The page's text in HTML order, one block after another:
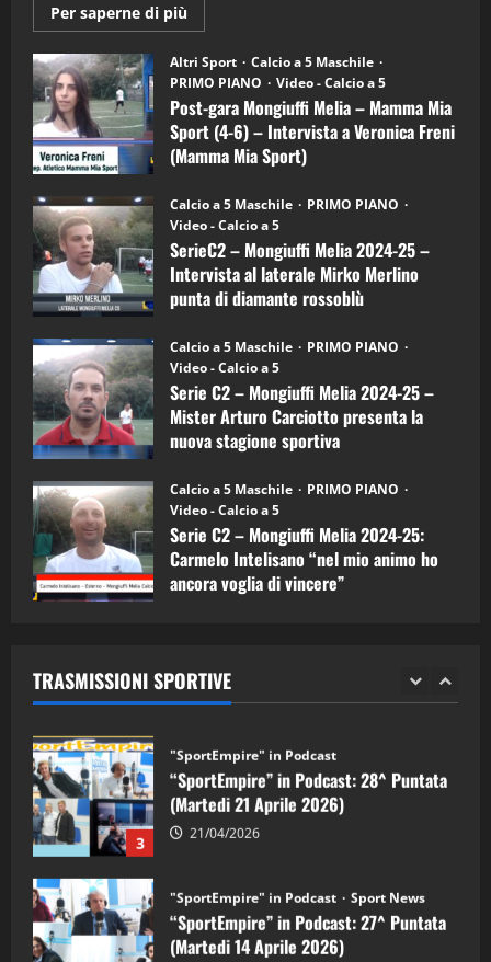
Per saperne di più
informazioni
Post-
gara
Mongiuffi
Melia
–
Mamma
Mia
Sport
6)
–
Intervista
a
mister
Arturo
Carciotto
(Mongiuffi
Altri Sport
Calcio a 5 Maschile
PRIMO PIANO
Video - Calcio a 5
Post-gara Mongiuffi Melia – Mamma Mia
Sport (4-6) – Intervista a Veronica Freni
(Mamma Mia Sport)
Calcio a 5 Maschile
PRIMO PIANO
Video - Calcio a 5
SerieC2 – Mongiuffi Melia 2024-25 –
Intervista al laterale Mirko Merlino
punta di diamante rossoblù
Calcio a 5 Maschile
PRIMO PIANO
Video - Calcio a 5
Serie C2 – Mongiuffi Melia 2024-25 –
Mister Arturo Carciotto presenta la
nuova stagione sportiva
Calcio a 5 Maschile
PRIMO PIANO
Video - Calcio a 5
Serie C2 – Mongiuffi Melia 2024-25:
Carmelo Intelisano “nel mio animo ho
ancora voglia di vincere”
TRASMISSIONI SPORTIVE
3
"SportEmpire" in Podcast
“SportEmpire” in Podcast: 28^ Puntata
(Martedi 21 Aprile 2026)
21/04/2026
4
“SportEmpire” in Podcast: 27^ Puntata
(Martedi 14 Aprile 2026)
15/04/2026
5
“SportEmpire” in Podcast: 26^ Puntata
(Martedi 07 Aprile 2026)
08/04/2026
1
“SportEmpire” in Podcast: 30^ Puntata
(Martedi 05 Maggio 2026)
08/05/2026
2 28/04/2026
3
“SportEmpire” in Podcast: 28^ Puntata
(Martedi 21 Aprile 2026)
“SportEmpire” in Podcast: 27^ Puntata
(Martedi 14 Aprile 2026)